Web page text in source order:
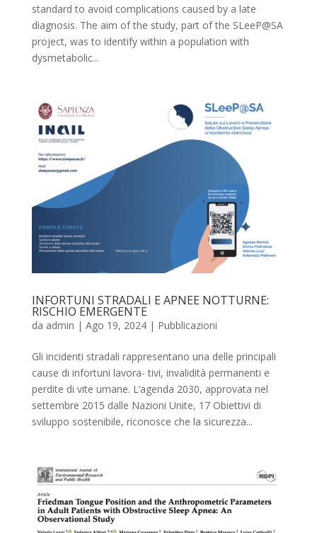
standard to avoid complications caused by a late
diagnosis. The aim of the study, part of the SLeeP@SA
project, was to identify within a population with
dysmetabolic...
INFORTUNI STRADALI E APNEE NOTTURNE:
RISCHIO EMERGENTE
da admin | Ago 19, 2024| Pubblicazioni
Gli incidenti stradali rappresentano una delle principali
cause di infortuni lavora- tivi, invalidità permanenti e
perdite di vite umane. L’agenda 2030, approvata nel
settembre 2015 dalle Nazioni Unite, 17 Obiettivi di
sviluppo sostenibile, riconosce che la sicurezza...